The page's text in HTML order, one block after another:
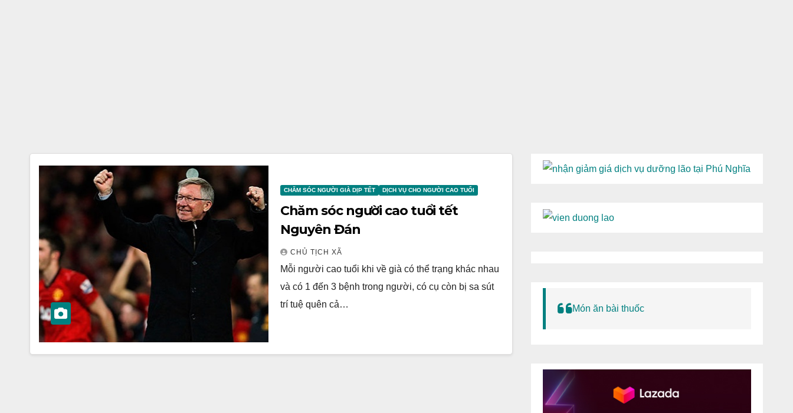
CHĂM SÓC NGƯỜI GIÀ DỊP TẾT DỊCH VỤ CHO NGƯỜI CAO TUỔI
Chăm sóc người cao tuổi tết
Nguyên Đán
CHỦ TỊCH XÃ
Mỗi người cao tuổi khi về già có thể trạng khác nhau
và có 1 đến 3 bệnh trong người, có cụ còn bị sa sút
trí tuệ quên cả…
Món ăn bài thuốc